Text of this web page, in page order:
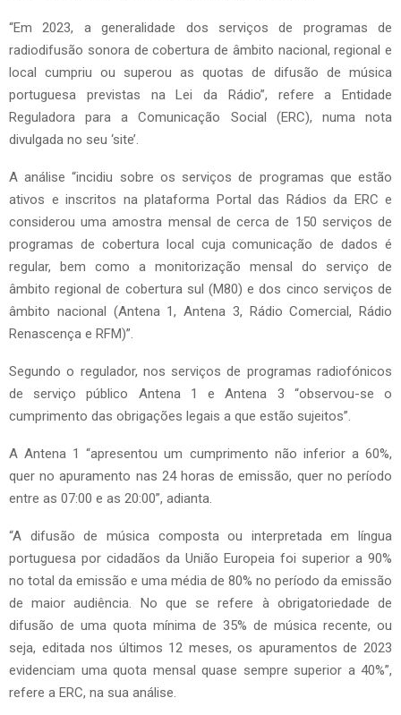
“Em 2023, a generalidade dos serviços de programas de
radiodifusão sonora de cobertura de âmbito nacional, regional e
local cumpriu ou superou as quotas de difusão de música
portuguesa previstas na Lei da Rádio”, refere a Entidade
Reguladora para a Comunicação Social (ERC), numa nota
divulgada no seu ‘site’.
A análise “incidiu sobre os serviços de programas que estão
ativos e inscritos na plataforma Portal das Rádios da ERC e
considerou uma amostra mensal de cerca de 150 serviços de
programas de cobertura local cuja comunicação de dados é
regular, bem como a monitorização mensal do serviço de
âmbito regional de cobertura sul (M80) e dos cinco serviços de
âmbito nacional (Antena 1, Antena 3, Rádio Comercial, Rádio
Renascença e RFM)”.
Segundo o regulador, nos serviços de programas radiofónicos
de serviço público Antena 1 e Antena 3 “observou-se o
cumprimento das obrigações legais a que estão sujeitos”.
A Antena 1 “apresentou um cumprimento não inferior a 60%,
quer no apuramento nas 24 horas de emissão, quer no período
entre as 07:00 e as 20:00”, adianta.
“A difusão de música composta ou interpretada em língua
portuguesa por cidadãos da União Europeia foi superior a 90%
no total da emissão e uma média de 80% no período da emissão
de maior audiência. No que se refere à obrigatoriedade de
difusão de uma quota mínima de 35% de música recente, ou
seja, editada nos últimos 12 meses, os apuramentos de 2023
evidenciam uma quota mensal quase sempre superior a 40%”,
refere a ERC, na sua análise.